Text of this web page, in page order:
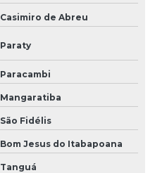
Casimiro de Abreu
Paraty
Paracambi
Mangaratiba
São Fidélis
Bom Jesus do Itabapoana
Tanguá